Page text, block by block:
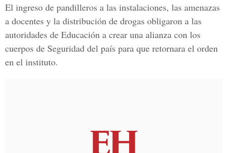
El ingreso de pandilleros a las instalaciones, las amenazas
a docentes y la distribución de drogas obligaron a las
autoridades de Educación a crear una alianza con los
cuerpos de Seguridad del país para que retornara el orden
en el instituto.